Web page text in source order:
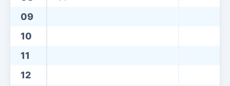
09
10
11
12